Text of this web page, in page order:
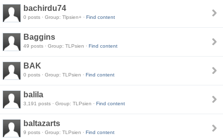
bachirdu74
0 posts · Group: Tlpsien+ · Find content
Baggins
49 posts · Group: TLPsien · Find content
BAK
0 posts · Group: TLPsien · Find content
balila
3,191 posts · Group: TLPsien · Find content
baltazarts
9 posts · Group: TLPsien · Find content